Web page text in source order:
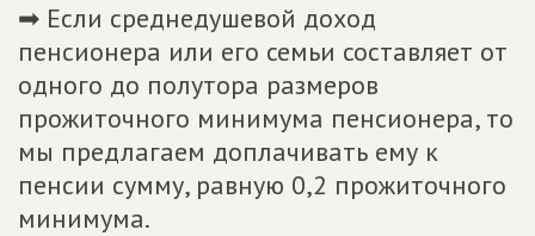
➡ Если среднедушевой доход
пенсионера или его семьи составляет от
одного до полутора размеров
прожиточного минимума пенсионера, то
мы предлагаем доплачивать ему к
пенсии сумму, равную 0,2 прожиточного
минимума.